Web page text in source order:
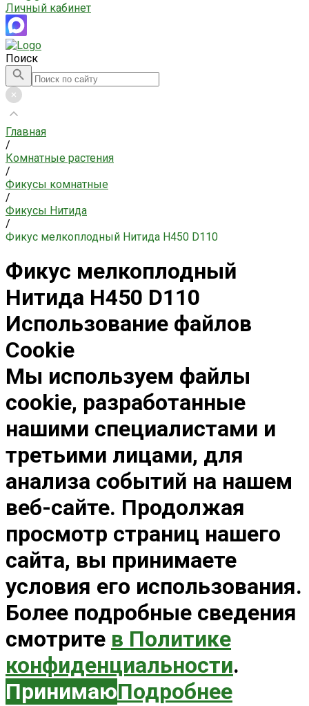
Личный кабинет
Поиск
Главная
/
Комнатные растения
/
Фикусы комнатные
/
Фикусы Нитида
/
Фикус мелкоплодный Нитида H450 D110
Фикус мелкоплодный
Нитида H450 D110
Использование файлов
Cookie
Мы используем файлы
cookie, разработанные
нашими специалистами и
третьими лицами, для
анализа событий на нашем
веб-сайте. Продолжая
просмотр страниц нашего
сайта, вы принимаете
условия его использования.
Более подробные сведения
смотрите в Политике
конфиденциальности.
ПринимаюПодробнее